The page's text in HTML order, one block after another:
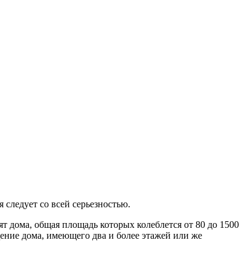
со всей серьезностью.
дома, общая площадь которых колеблется от 80 до 1500
дома, имеющего два и более этажей или же